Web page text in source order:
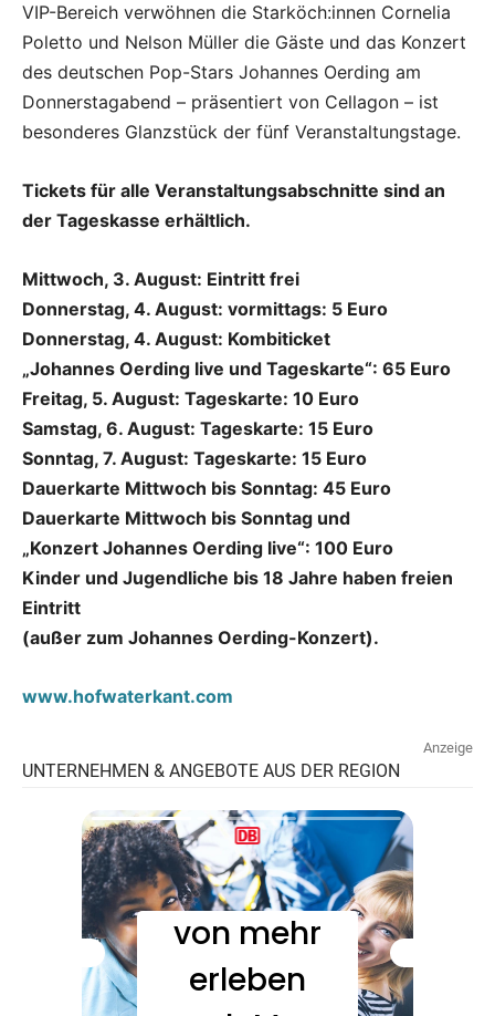
VIP-Bereich verwöhnen die Starköch:innen Cornelia
Poletto und Nelson Müller die Gäste und das Konzert
des deutschen Pop-Stars Johannes Oerding am
Donnerstagabend – präsentiert von Cellagon – ist
besonderes Glanzstück der fünf Veranstaltungstage.
Tickets für alle Veranstaltungsabschnitte sind an
der Tageskasse erhältlich.
Mittwoch, 3. August: Eintritt frei
Donnerstag, 4. August: vormittags: 5 Euro
Donnerstag, 4. August: Kombiticket
„Johannes Oerding live und Tageskarte“: 65 Euro
Freitag, 5. August: Tageskarte: 10 Euro
Samstag, 6. August: Tageskarte: 15 Euro
Sonntag, 7. August: Tageskarte: 15 Euro
Dauerkarte Mittwoch bis Sonntag: 45 Euro
Dauerkarte Mittwoch bis Sonntag und
„Konzert Johannes Oerding live“: 100 Euro
Kinder und Jugendliche bis 18 Jahre haben freien
Eintritt
(außer zum Johannes Oerding-Konzert).
www.hofwaterkant.com